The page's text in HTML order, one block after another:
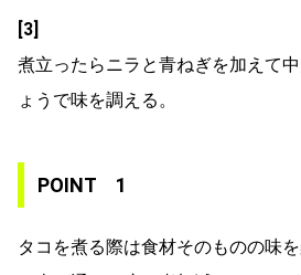
[3]
煮立ったらニラと青ねぎを加えて
ょうで味を調える。
POINT 1
タコを煮る際は食材そのものの味